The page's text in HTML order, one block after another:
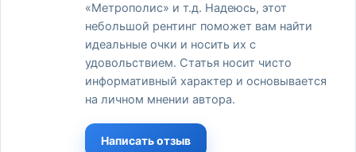
«Метрополис» и т.д. Надеюсь, этот
небольшой рентинг поможет вам найти
идеальные очки и носить их с
удовольствием. Статья носит чисто
информативный характер и основывается
на личном мнении автора.
Написать отзыв